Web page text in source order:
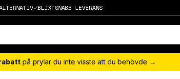
BLIXTSNABB LEVERANS
på prylar du inte visste att du behövde →